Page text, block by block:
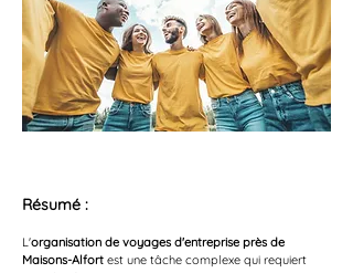
Résumé :
L'organisation de voyages d'entreprise près de
Maisons-Alfort est une tâche complexe qui requiert